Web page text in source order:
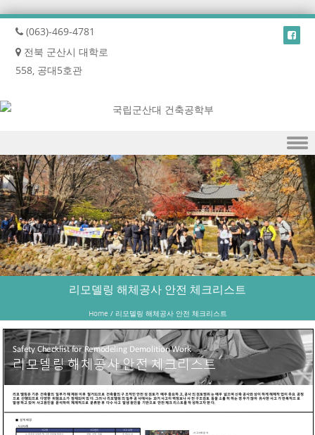
(063)-469-4781
전북 군산시 대학로
558, 공대5호관
Skip to content
리모델링 해체공사 안전 체크리스트
Home / 리모델링 해체공사 안전 체크리스트